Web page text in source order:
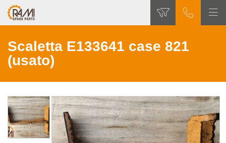
Scaletta E133641 case 821
(usato)